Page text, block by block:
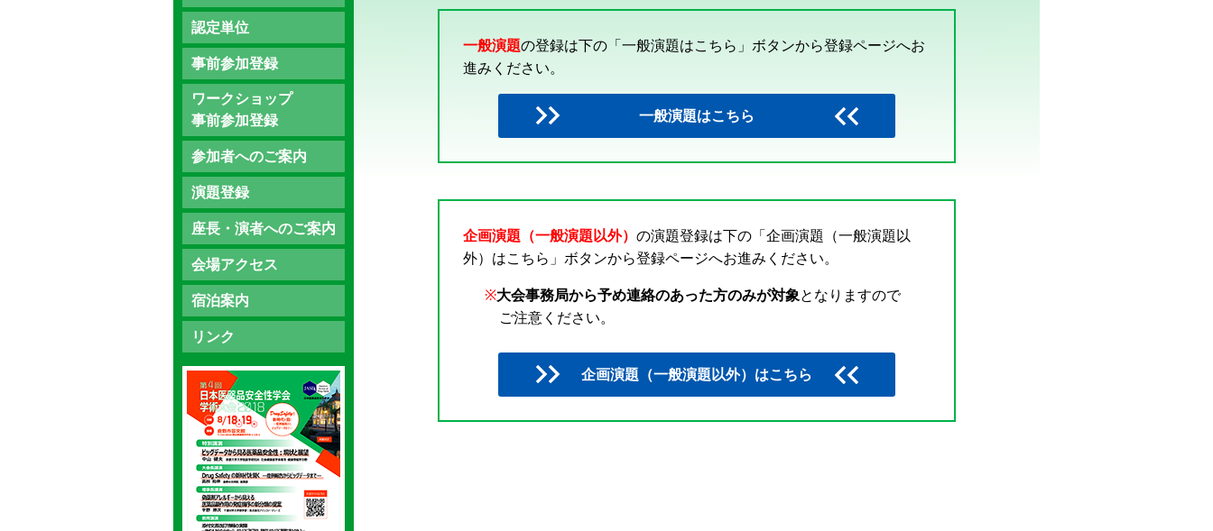
一般演題の登録は下の「一般演題はこちら」ボタンから登録ページへお
進みください。
一般演題はこちら
企画演題（一般演題以外） の演題登録は下の「企画演題（一般演題以
外）はこちら」ボタンから登録ページへお進みください。
※大会事務局から予め連絡のあった方のみが対象となりますので
ご注意ください。
企画演題（一般演題以外）はこちら
認定単位
事前参加登録
ワークショップ
事前参加登録
参加者へのご案内
演題登録
座長・演者へのご案内
会場アクセス
宿泊案内
リンク